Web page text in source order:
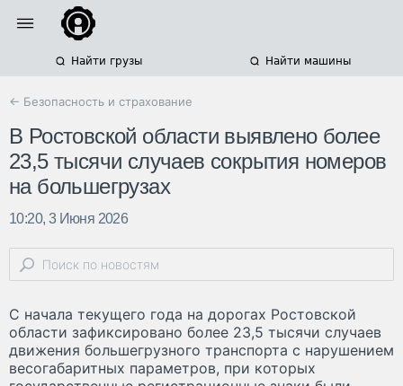
Найти грузы Найти машины
← Безопасность и страхование
В Ростовской области выявлено более
23,5 тысячи случаев сокрытия номеров
на большегрузах
10:20, 3 Июня 2026
С начала текущего года на дорогах Ростовской
области зафиксировано более 23,5 тысячи случаев
движения большегрузного транспорта с нарушением
весогабаритных параметров, при которых